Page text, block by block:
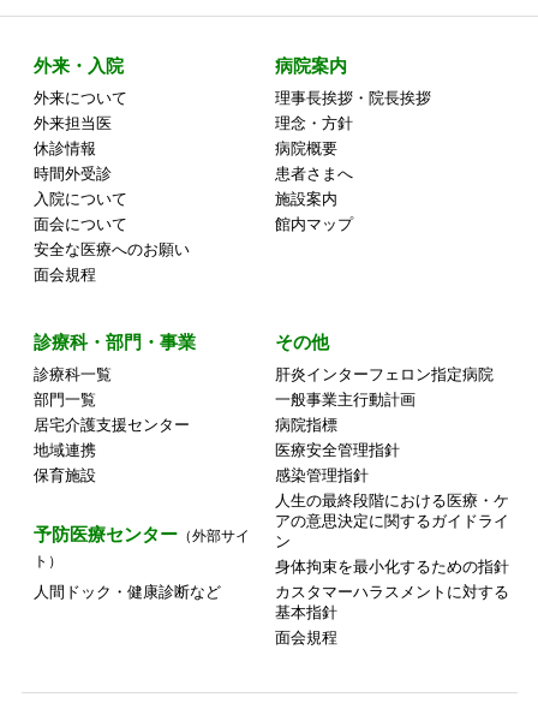
外来・入院
外来について
外来担当医
休診情報
時間外受診
入院について
面会について
安全な医療へのお願い
面会規程
病院案内
理事長挨拶・院長挨拶
理念・方針
病院概要
患者さまへ
施設案内
館内マップ
診療科・部門・事業
診療科一覧
部門一覧
居宅介護支援センター
地域連携
保育施設
予防医療センター（外部サイ
ト）
人間ドック・健康診断など
その他
肝炎インターフェロン指定病院
一般事業主行動計画
病院指標
医療安全管理指針
感染管理指針
人生の最終段階における医療・ケ
アの意思決定に関するガイドライ
ン
身体拘束を最小化するための指針
カスタマーハラスメントに対する
基本指針
面会規程